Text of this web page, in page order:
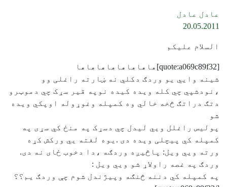
عادل عادل
20.05.2011
السلام علیکم
[quote:a069c89f32]هاهاهاهاهاهاهاها
شینه وايي یو وردګ دکلي نه ښارته راغلی وو
،نودشپي چي کله ویده کیده نوپه قیر سړک چي دموټرو
دتګ دراتګ څخه خالي وه کمپله وغوړوله اوپکي ویده
شو
پولیس راغلل ويي لیدل چي دسړک په منځ کي سړی په
کمپله کي پیچلی ویده دی .یوه لغته یي ورکش کړه
ورته ويي ویل: پاڅیږه وردګه ،دا دخوب ځای نه دی.
وردګ په غصه راولاړ شو ويي ویل :
په کمپله کي دننه څنګه وپیژندل شوم چې وردګ یم؟؟